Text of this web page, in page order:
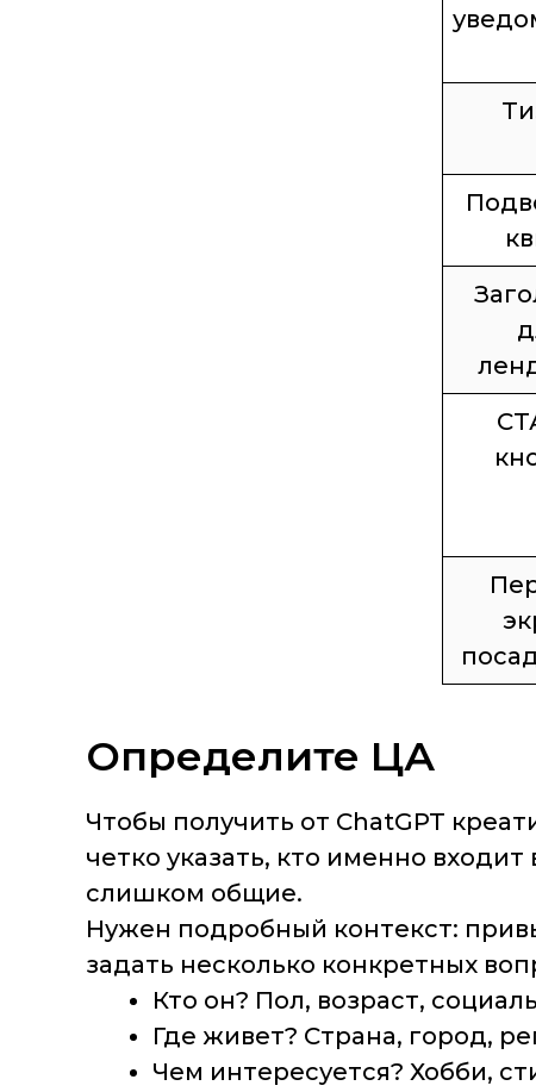
Определите ЦА
Чтобы получить от ChatGPT
четко указать, кто именно
слишком общие.
Нужен подробный контекст:
задать несколько конкретных
Кто он? Пол, возраст,
Где живет? Страна, город,
Чем интересуется? Хобби,